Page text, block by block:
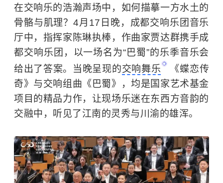
在交响乐的浩瀚声场中，如何描摹一方水土的
骨骼与肌理？4月17日晚，成都交响乐团音乐
厅中，指挥家陈琳执棒，作曲家贾达群携手成
都交响乐团，以一场名为“巴蜀”的乐季音乐会
给出了答案。当晚呈现的交响舞乐
《蝶恋传
奇》与交响组曲《巴蜀》，均是国家艺术基金
项目的精品力作，让现场乐迷在东西方音韵的
交融中，听见了江南的灵秀与川渝的雄浑。